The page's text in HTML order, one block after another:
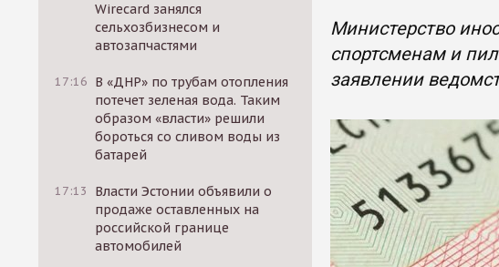
Wirecard занялся
сельхозбизнесом и
автозапчастями
17:16 В «ДНР» по трубам отопления
потечет зеленая вода. Таким
образом «власти» решили
бороться со сливом воды из
батарей
17:13
Власти Эстонии объявили о
продаже оставленных на
российской границе
автомобилей
Министерство
спортсменам и
заявлении